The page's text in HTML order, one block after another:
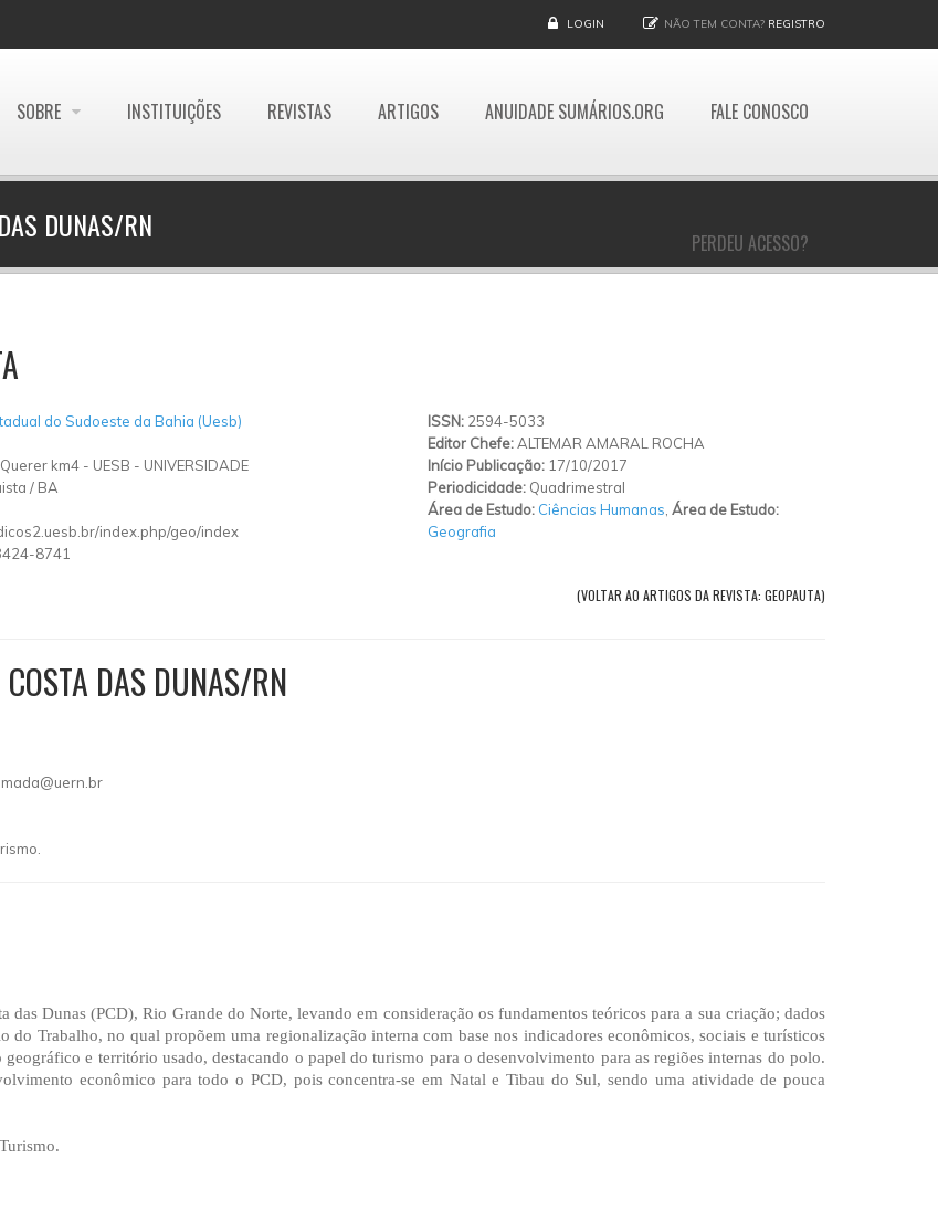
LOGIN NÃO TEM CONTA? REGISTRO
SOBRE INSTITUIÇÕES REVISTAS ARTIGOS ANUIDADE SUMÁRIOS.ORG FALE CONOSCO
PERDEU ACESSO?
DUNAS/RN
do Sudoeste da Bahia (Uesb)
km4- UESB - UNIVERSIDADE
/ BA
index.php/geo/index
8741
ISSN: 2594-5033
Editor Chefe:ALTEMAR AMARAL ROCHA
Início Publicação: 17/10/2017
Periodicidade: Quadrimestral
Área de Estudo: Ciências Humanas Área de Estudo:
Geografia
(VOLTAR AO ARTIGOS DA REVISTA: GEOPAUTA)
DAS DUNAS/RN
das Dunas (PCD), Rio Grande do Norte, levando em consideração os fundamentos teóricos para a sua criação; dados
Trabalho, no qual propõem uma regionalização interna com base nos indicadores econômicos, sociais e turísticos
e território usado, destacando o papel do turismo para o desenvolvimento para as regiões internas do polo.
econômico para todo o PCD, pois concentra-se em Natal e Tibau do Sul, sendo uma atividade de pouca